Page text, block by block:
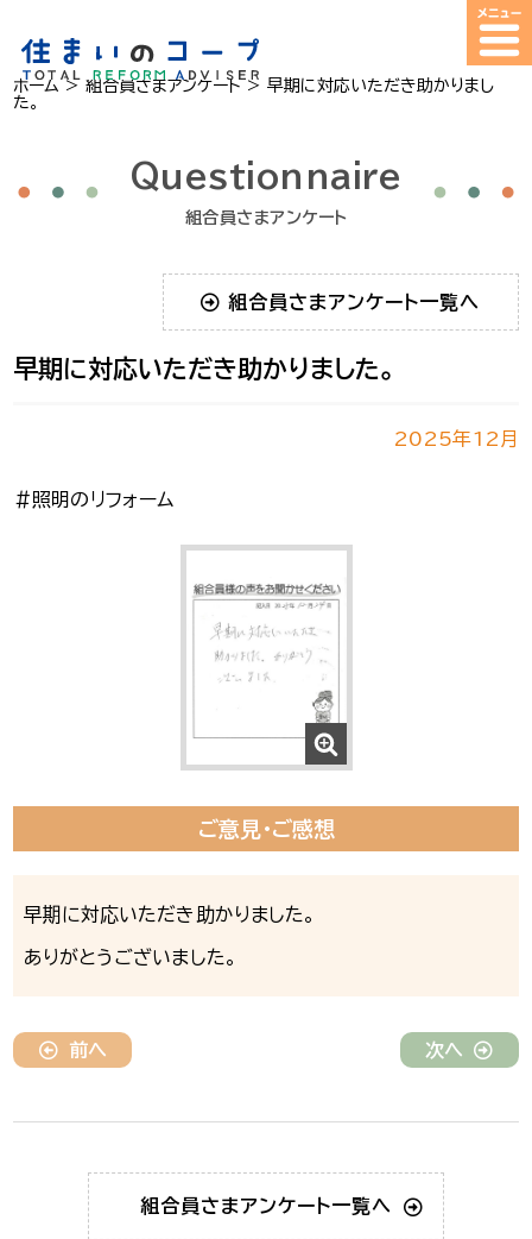
ホーム >組合員さまアンケート >早期に対応いただき助かりまし
た。
Questionnaire
組合員さまアンケート
組合員さまアンケート一覧へ
早期に対応いただき助かりました。
2025年12月
＃照明のリフォーム
ご意見・ご感想
早期に対応いただき助かりました。
ありがとうございました。
前へ 次へ
組合員さまアンケート一覧へ